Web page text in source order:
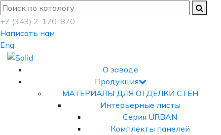
+7 (343) 2-170-870
Написать нам
Eng
О заводе
Продукция
МАТЕРИАЛЫ ДЛЯ ОТДЕЛКИ СТЕН
Интерьерные листы
Серия URBAN
Комплекты панелей